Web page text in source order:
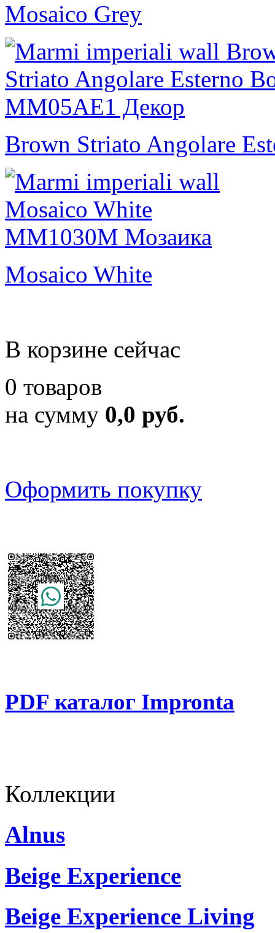
Mosaico Grey
Brown Striato Angolare
Mosaico White
В корзине сейчас
0 товаров
на сумму 0,0 руб.
Оформить покупку
PDF каталог Impronta
Коллекции
Alnus
Beige Experience
Beige Experience Living